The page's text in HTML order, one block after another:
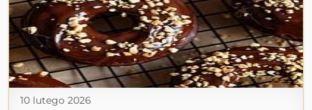
10 lutego 2026